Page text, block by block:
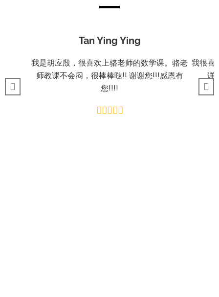
Tan Ying Ying
我是胡应殷，很喜欢上骆老师的数学课。骆老
师教课不会闷，很棒棒哒!! 谢谢您!!!感恩有
您!!!!
我很喜
详